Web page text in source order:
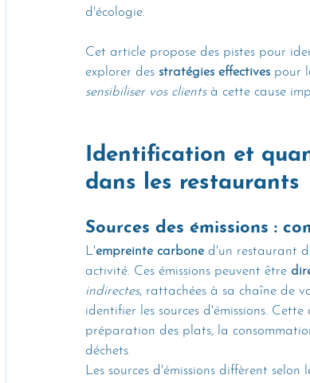
d'écologie.
Cet article propose des pistes pour
explorer des stratégies effectives pour
sensibiliser vos clients à cette cause
Identification et
dans les restaurants
Sources des émissions :
L'empreinte carbone d'un restaurant
activité. Ces émissions peuvent être
indirectes, rattachées à sa chaîne de
identifier les sources d'émissions.
préparation des plats, la
déchets.
Les sources d'émissions diffèrent